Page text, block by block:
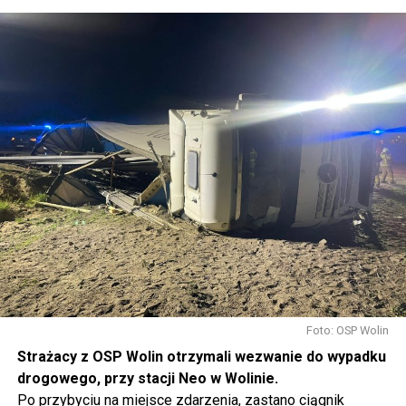
Foto: OSP Wolin
Strażacy z OSP Wolin otrzymali wezwanie do wypadku
drogowego, przy stacji Neo w Wolinie.
Po przybyciu na miejsce zdarzenia, zastano ciągnik